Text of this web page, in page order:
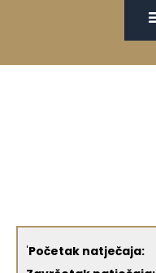
'Početak natječaja: